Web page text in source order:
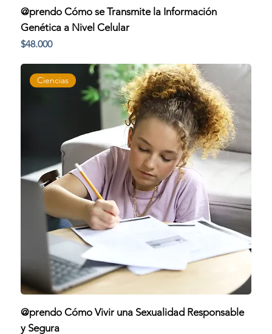
@prendo Cómo se Transmite la Información
Genética a Nivel Celular
Precio
$48.000
Ciencias
@prendo Cómo Vivir una Sexualidad Responsable
y Segura